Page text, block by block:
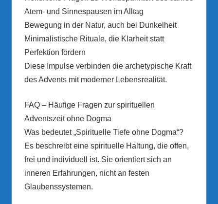
Atem- und Sinnespausen im Alltag
Bewegung in der Natur, auch bei Dunkelheit
Minimalistische Rituale, die Klarheit statt
Perfektion fördern
Diese Impulse verbinden die archetypische Kraft
des Advents mit moderner Lebensrealität.
FAQ – Häufige Fragen zur spirituellen
Adventszeit ohne Dogma
Was bedeutet „Spirituelle Tiefe ohne Dogma“?
Es beschreibt eine spirituelle Haltung, die offen,
frei und individuell ist. Sie orientiert sich an
inneren Erfahrungen, nicht an festen
Glaubenssystemen.